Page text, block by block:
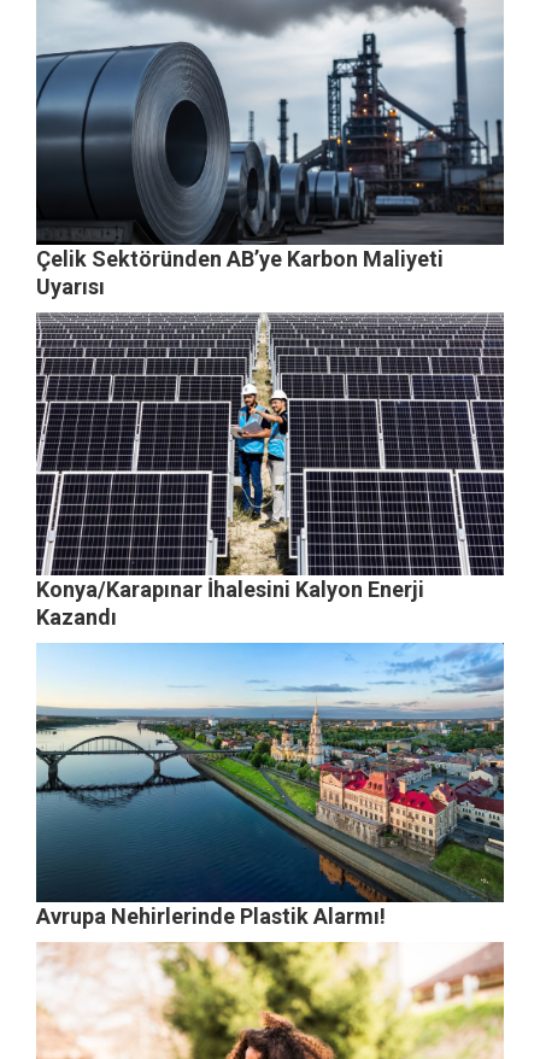
Çelik Sektöründen AB’ye Karbon Maliyeti
Uyarısı
Konya/Karapınar İhalesini Kalyon Enerji
Kazandı
Avrupa Nehirlerinde Plastik Alarmı!